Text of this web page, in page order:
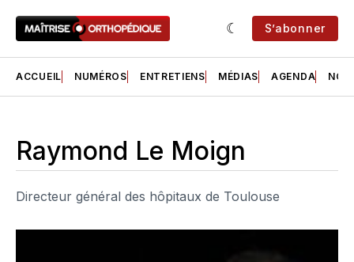
S’abonner
ACCUEIL NUMÉROS ENTRETIENS MÉDIAS AGENDA NOS
Raymond Le Moign
Directeur général des hôpitaux de Toulouse